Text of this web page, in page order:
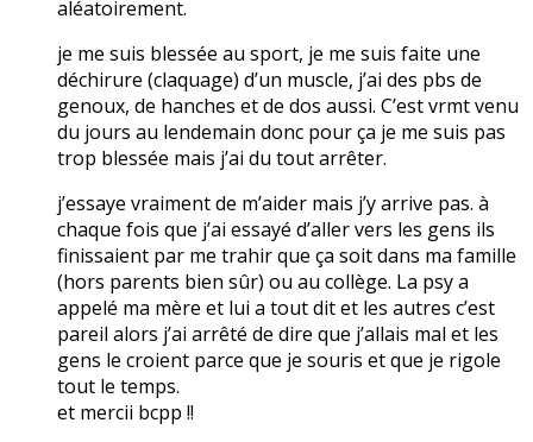
aléatoirement.
je me suis blessée au sport, je me suis faite une
déchirure (claquage) d’un muscle, j’ai des pbs de
genoux, de hanches et de dos aussi. C’est vrmt venu
du jours au lendemain donc pour ça je me suis pas
trop blessée mais j’ai du tout arrêter.
j’essaye vraiment de m’aider mais j’y arrive pas. à
chaque fois que j’ai essayé d’aller vers les gens ils
finissaient par me trahir que ça soit dans ma famille
(hors parents bien sûr) ou au collège. La psy a
appelé ma mère et lui a tout dit et les autres c’est
pareil alors j’ai arrêté de dire que j’allais mal et les
gens le croient parce que je souris et que je rigole
tout le temps.
et mercii bcpp !!